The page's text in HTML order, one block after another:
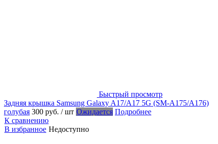
Быстрый просмотр
Задняя крышка Samsung Galaxy A17/A17 5G (SM-A175/A176)
голубая 300 руб. / шт Ожидается Подробнее
К сравнению
В избранное Недоступно